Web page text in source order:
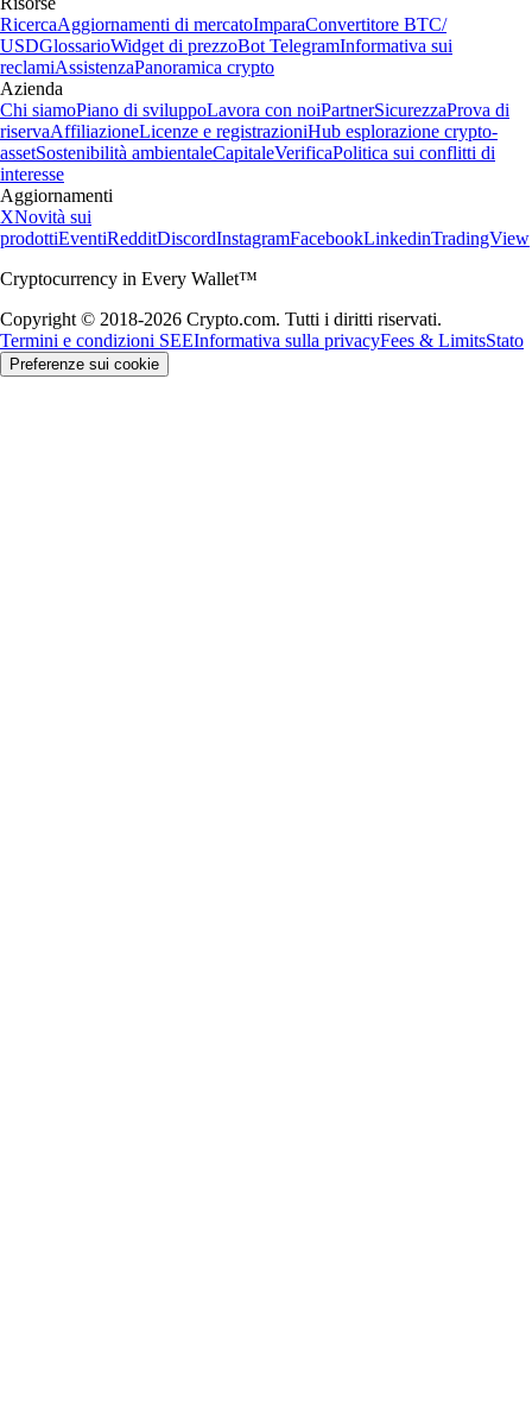
RicercaAggiornamenti di mercatoImparaConvertitore BTC/
USDGlossarioWidget di prezzoBot TelegramInformativa sui
reclamiAssistenzaPanoramica crypto
Azienda
Chi siamoPiano di sviluppoLavora con noiPartnerSicurezzaProva di
riservaAffiliazioneLicenze e registrazioniHub esplorazione crypto-
assetSostenibilità ambientaleCapitaleVerificaPolitica sui conflitti di
interesse
Aggiornamenti
XNovità sui
prodottiEventiRedditDiscordInstagramFacebookLinkedinTradingView
Cryptocurrency in Every Wallet™
Copyright © 2018-2026 Crypto.com. Tutti i diritti riservati.
Termini e condizioni SEEInformativa sulla privacyFees & LimitsStato
Preferenze sui cookie